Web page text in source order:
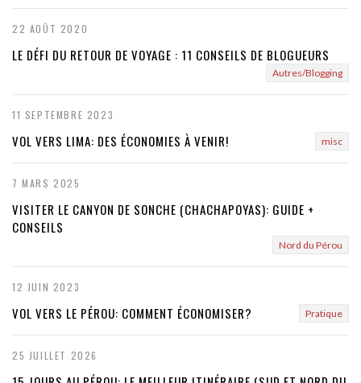
22 AOÛT 2020
LE DÉFI DU RETOUR DE VOYAGE : 11 CONSEILS DE BLOGUEURS
Autres/Blogging
11 SEPTEMBRE 2023
VOL VERS LIMA: DES ÉCONOMIES À VENIR! misc
7 MARS 2025
VISITER LE CANYON DE SONCHE (CHACHAPOYAS): GUIDE +
CONSEILS
Nord du Pérou
12 JUIN 2023
VOL VERS LE PÉROU: COMMENT ÉCONOMISER? Pratique
25 JUILLET 2026